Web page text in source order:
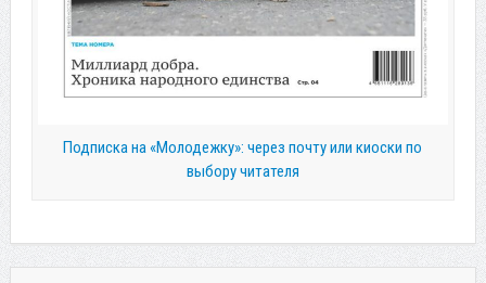
Подписка на «Молодежку»: через почту или киоски по
выбору читателя